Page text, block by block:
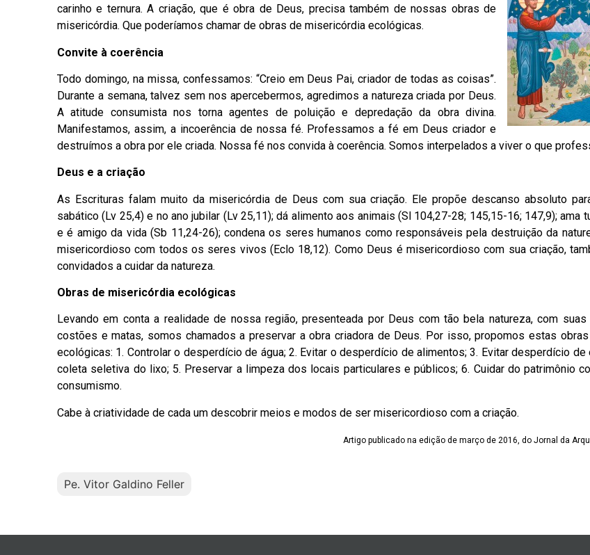
carinho e ternura. A criação, que é obra de Deus, precisa também de nossas obras de
misericórdia. Que poderíamos chamar de obras de misericórdia ecológicas.
Convite à coerência
Todo domingo, na missa, confessamos: “Creio em Deus Pai, criador de todas as coisas”.
Durante a semana, talvez sem nos apercebermos, agredimos a natureza criada por Deus.
A atitude consumista nos torna agentes de poluição e depredação da obra divina.
Manifestamos, assim, a incoerência de nossa fé. Professamos a fé em Deus criador e
destruímos a obra por ele criada. Nossa fé nos convida à coerência. Somos interpelados a viver o que
Deus e a criação
As Escrituras falam muito da misericórdia de Deus com sua criação. Ele propõe descanso absoluto
sabático (Lv 25,4) e no ano jubilar (Lv 25,11); dá alimento aos animais (Sl 104,27-28; 145,15-16; 147,9); ama
e é amigo da vida (Sb 11,24-26); condena os seres humanos como responsáveis pela destruição da
misericordioso com todos os seres vivos (Eclo 18,12). Como Deus é misericordioso com sua criação,
convidados a cuidar da natureza.
Obras de misericórdia ecológicas
Levando em conta a realidade de nossa região, presenteada por Deus com tão bela natureza, com
costões e matas, somos chamados a preservar a obra criadora de Deus. Por isso, propomos estas
ecológicas: 1. Controlar o desperdício de água; 2. Evitar o desperdício de alimentos; 3. Evitar desperdício de
coleta seletiva do lixo; 5. Preservar a limpeza dos locais particulares e públicos; 6. Cuidar do patrimônio
consumismo.
Cabe à criatividade de cada um descobrir meios e modos de ser misericordioso com a criação.
Artigo publicado na edição de março de 2016, do Jornal da
Pe. Vitor Galdino Feller